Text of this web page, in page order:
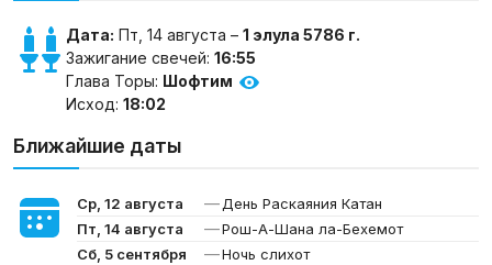
Дата: Пт, 14 августа – 1 элула 5786 г.
Зажигание свечей: 16:55
Глава Торы: Шофтим
Исход: 18:02
Ближайшие даты
Ср, 12 августа — День Раскаяния Катан
Пт, 14 августа
—Рош-А-Шана ла-Бехемот
Сб, 5 сентября
—Ночь слихот